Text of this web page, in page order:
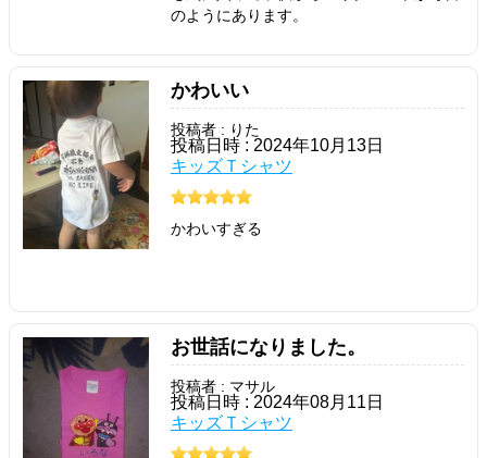
のようにあります。
かわいい
投稿者 : りた
投稿日時 : 2024年10月13日
キッズＴシャツ
かわいすぎる
お世話になりました。
投稿者 : マサル
投稿日時 : 2024年08月11日
キッズＴシャツ